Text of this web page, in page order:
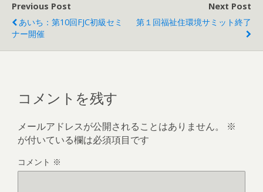
Previous Post
あいち：第10回FJC初級セミ
ナー開催
Next Post
第１回福祉住環境サミット終了
コメントを残す
メールアドレスが公開されることはありません。
※
が付いている欄は必須項目です
コメント ※